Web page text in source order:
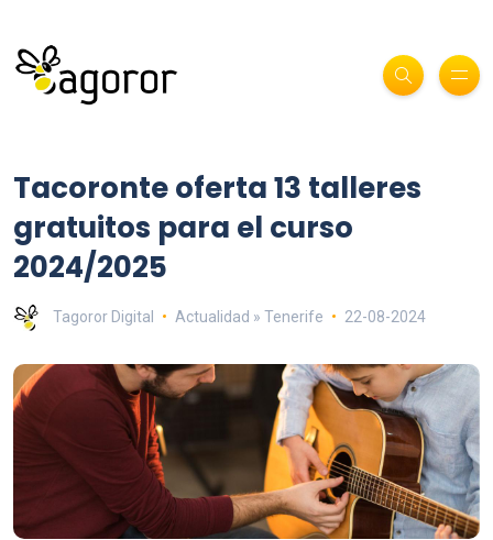
Tacoronte oferta 13 talleres
gratuitos para el curso
2024/2025
Tagoror Digital Actualidad » Tenerife 22-08-2024